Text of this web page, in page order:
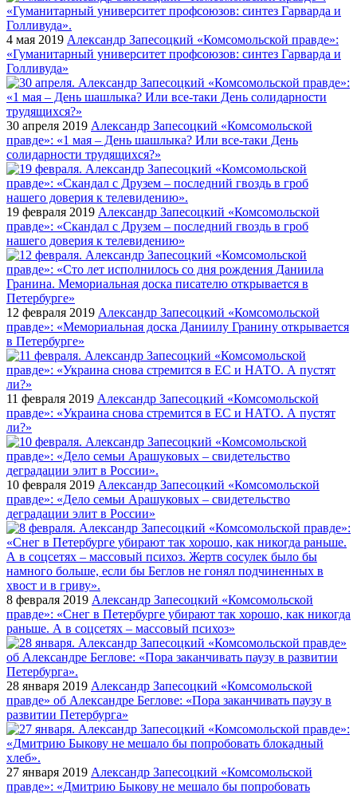
4 мая 2019 Александр Запесоцкий «Комсомольской правде»:
«Гуманитарный университет профсоюзов: синтез Гарварда и
Голливуда»
30 апреля 2019 Александр Запесоцкий «Комсомольской
правде»: «1 мая – День шашлыка? Или все-таки День
солидарности трудящихся?»
19 февраля 2019 Александр Запесоцкий «Комсомольской
правде»: «Скандал с Друзем – последний гвоздь в гроб
нашего доверия к телевидению»
12 февраля 2019 Александр Запесоцкий «Комсомольской
правде»: «Мемориальная доска Даниилу Гранину открывается
в Петербурге»
11 февраля 2019 Александр Запесоцкий «Комсомольской
правде»: «Украина снова стремится в ЕС и НАТО. А пустят
ли?»
10 февраля 2019 Александр Запесоцкий «Комсомольской
правде»: «Дело семьи Арашуковых – свидетельство
деградации элит в России»
8 февраля 2019 Александр Запесоцкий «Комсомольской
правде»: «Cнег в Петербурге убирают так хорошо, как никогда
раньше. А в соцсетях – массовый психоз»
28 января 2019 Александр Запесоцкий «Комсомольской
правде» об Александре Беглове: «Пора заканчивать паузу в
развитии Петербурга»
27 января 2019 Александр Запесоцкий «Комсомольской
правде»: «Дмитрию Быкову не мешало бы попробовать